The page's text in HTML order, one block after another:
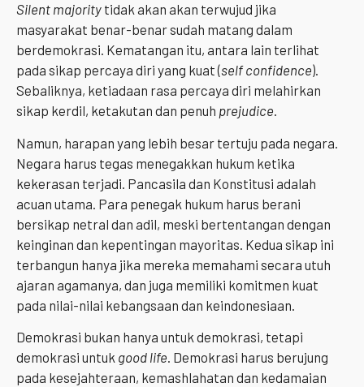
Silent majority tidak akan akan terwujud jika
masyarakat benar-benar sudah matang dalam
berdemokrasi. Kematangan itu, antara lain terlihat
pada sikap percaya diri yang kuat (self confidence).
Sebaliknya, ketiadaan rasa percaya diri melahirkan
sikap kerdil, ketakutan dan penuh prejudice.
Namun, harapan yang lebih besar tertuju pada negara.
Negara harus tegas menegakkan hukum ketika
kekerasan terjadi. Pancasila dan Konstitusi adalah
acuan utama. Para penegak hukum harus berani
bersikap netral dan adil, meski bertentangan dengan
keinginan dan kepentingan mayoritas. Kedua sikap ini
terbangun hanya jika mereka memahami secara utuh
ajaran agamanya, dan juga memiliki komitmen kuat
pada nilai-nilai kebangsaan dan keindonesiaan.
Demokrasi bukan hanya untuk demokrasi, tetapi
demokrasi untuk good life. Demokrasi harus berujung
pada kesejahteraan, kemashlahatan dan kedamaian